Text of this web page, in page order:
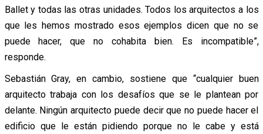
Ballet y todas las otras unidades. Todos los arquitectos a los
que les hemos mostrado esos ejemplos dicen que no se
puede hacer, que no cohabita bien. Es incompatible”,
responde.
Sebastián Gray, en cambio, sostiene que “cualquier buen
arquitecto trabaja con los desafíos que se le plantean por
delante. Ningún arquitecto puede decir que no puede hacer el
edificio que le están pidiendo porque no le cabe y está